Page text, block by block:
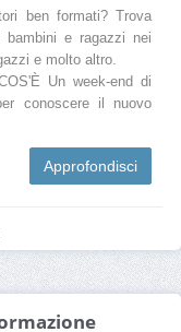
ben formati? Trova
e ragazzi nei
e molto altro.
Un week-end di
conoscere il nuovo
Approfondisci